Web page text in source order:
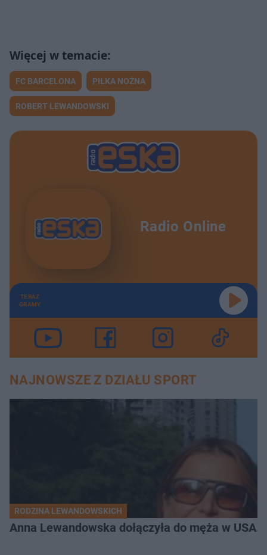
FC BARCELONA PIŁKA NOŻNA
ROBERT LEWANDOWSKI
Radio Online
TERAZ
GRAMY
NAJNOWSZE Z DZIAŁU SPORT
RODZINA LEWANDOWSKICH
Anna Lewandowska dołączyła do męża w